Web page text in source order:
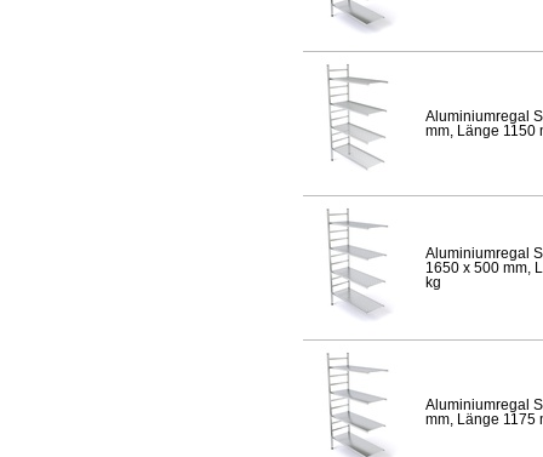
Aluminiumregal
mm, Länge 1150
Aluminiumregal
1650 x 500 mm,
kg
Aluminiumregal
mm, Länge 1175